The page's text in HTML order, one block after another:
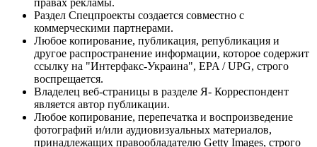
Раздел Спецпроекты создается совместно с
коммерческими партнерами.
Любое копирование, публикация, републикация и
другое распространение информации, которое содержит
ссылку на "Интерфакс-Украина", EPA / UPG, строго
воспрещается.
Владелец веб-страницы в разделе Я- Корреспондент
является автор публикации.
Любое копирование, перепечатка и воспроизведение
фотографий и/или аудиовизуальных материалов,
принадлежащих правообладателю Getty Images, строго